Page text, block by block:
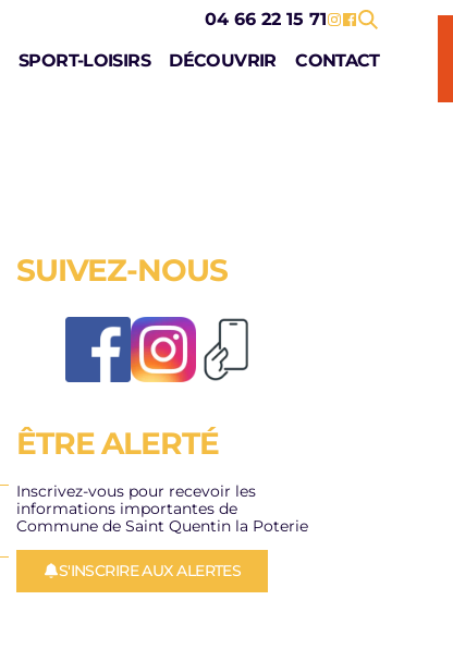
SPORT-LOISIRS DÉCOUVRIR CONTACT
04 66 22 15 71
GESTION DES
DECHETS CET ETE
SUIVEZ-NOUS
ÊTRE ALERTÉ
Inscrivez-vous pour recevoir les
informations importantes de
Commune de Saint Quentin la Poterie
S'INSCRIRE AUX ALERTES